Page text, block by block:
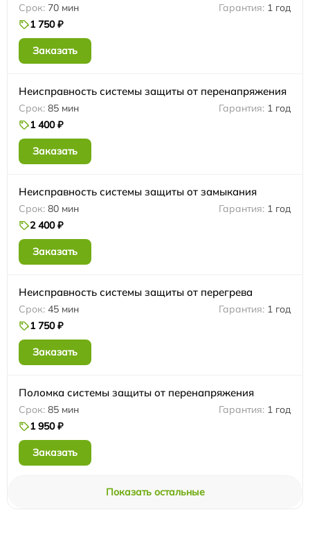
70 мин
1 год
1 750 ₽
Заказать
Неисправность системы защиты от перенапряжения
85 мин
1 год
1 400 ₽
Заказать
Неисправность системы защиты от замыкания
80 мин
1 год
2 400 ₽
Заказать
Неисправность системы защиты от перегрева
45 мин
1 год
1 750 ₽
Заказать
Поломка системы защиты от перенапряжения
85 мин
1 год
1 950 ₽
Заказать
Показать остальные